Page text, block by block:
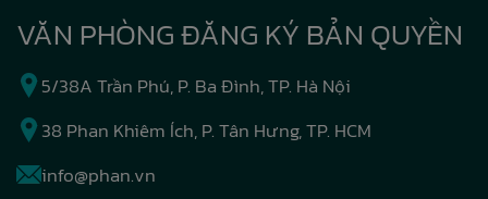
VĂN PHÒNG ĐĂNG KÝ BẢN QUYỀN
5/38A Trần Phú, P. Ba Đình, TP. Hà Nội
38 Phan Khiêm Ích, P. Tân Hưng, TP. HCM
info@phan.vn